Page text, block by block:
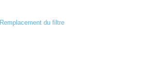
Remplacement du filtre